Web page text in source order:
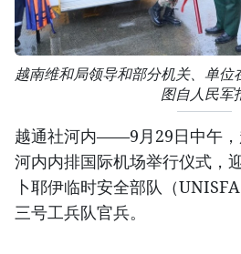
越南维和局领导和部分机关、单位
图自人民军
越通社河内——9月29日中午，
河内内排国际机场举行仪式，
卜耶伊临时安全部队（
三号工兵队官兵。